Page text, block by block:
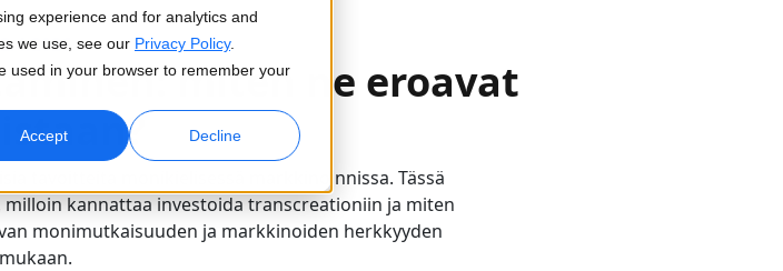
experience and for analytics and
we use, see our Privacy Policy.
used in your browser to remember your
Accept Decline
2.4.2026
miten ne eroavat
tavoitteita monikielisessä markkinoinnissa. Tässä
kannattaa investoida transcreationiin ja miten
monimutkaisuuden ja markkinoiden herkkyyden
mukaan.